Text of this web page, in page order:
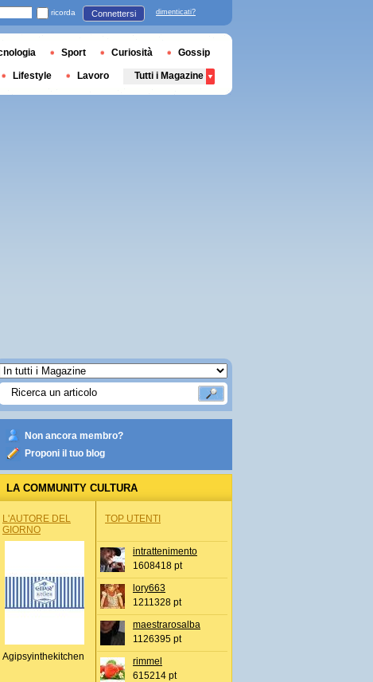
Non ancora membro?
Proponi il tuo blog
LA COMMUNITY CULTURA
L'AUTORE DEL
GIORNO
Agipsyinthekitchen
TOP UTENTI
intrattenimento
1608418 pt
lory663
1211328 pt
maestrarosalba
1126395 pt
rimmel
615214 pt
ricorda Connettersi dimenticati?
Sport Curiosità Gossip
Lifestyle Lavoro Tutti i Magazine